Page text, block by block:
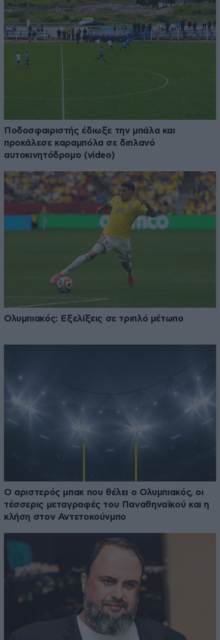
Ποδοσφαιριστής έδιωξε την μπάλα και
προκάλεσε καραμπόλα σε διπλανό
αυτοκινητόδρομο (video)
Ολυμπιακός: Εξελίξεις σε τριπλό μέτωπο
Ο αριστερός μπακ που θέλει ο Ολυμπιακός, οι
τέσσερις μεταγραφές του Παναθηναϊκού και η
κλήση στον Αντετοκούνμπο